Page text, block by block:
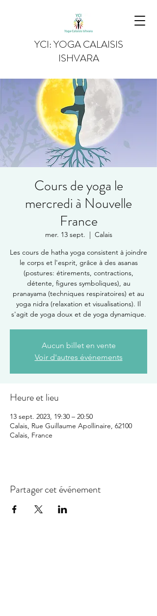
YCI: YOGA CALAISIS
ISHVARA
Cours de yoga le
mercredi à Nouvelle
France
mer. 13 sept.
  |
Calais
Les cours de hatha yoga consistent à joindre
le corps et l'esprit, grâce à des asanas
(postures: étirements, contractions,
détente, figures symboliques), au
pranayama (techniques respiratoires) et au
yoga nidra (relaxation et visualisations). Il
s'agit de yoga doux et de yoga dynamique.
Aucun billet en vente
Voir d'autres événements
Heure et lieu
13 sept. 2023, 19:30 – 20:50
Calais, Rue Guillaume Apollinaire, 62100
Calais, France
Partager cet événement